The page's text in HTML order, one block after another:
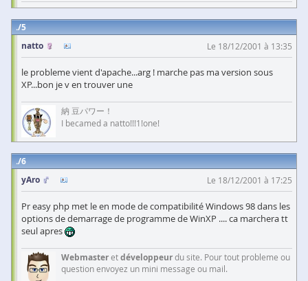
5
natto
Le 18/12/2001 à 13:35
le probleme vient d'apache...arg ! marche pas ma version sous
XP...bon je v en trouver une
納 豆パワー！
I becamed a natto!!!1!one!
6
yAro
Le 18/12/2001 à 17:25
Pr easy php met le en mode de compatibilité Windows 98 dans les
options de demarrage de programme de WinXP .... ca marchera tt
seul apres
Webmasteretdéveloppeurdu site. Pour tout probleme ou
question envoyez un mini message ou mail.